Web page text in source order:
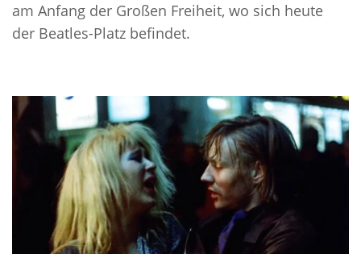
am Anfang der Großen Freiheit, wo sich heute
der Beatles-Platz befindet.